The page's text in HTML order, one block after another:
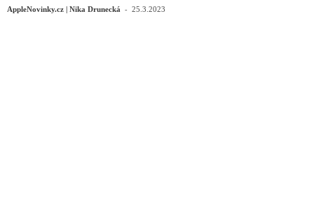
AppleNovinky.cz | Nika Drunecká - 25.3.2023